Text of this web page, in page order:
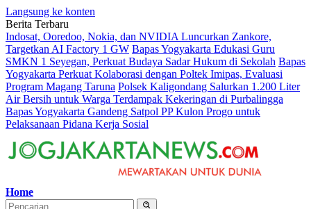
Langsung ke konten
Berita Terbaru
Indosat, Ooredoo, Nokia, dan NVIDIA Luncurkan Zankore,
Targetkan AI Factory 1 GW Bapas Yogyakarta Edukasi Guru
SMKN 1 Seyegan, Perkuat Budaya Sadar Hukum di Sekolah Bapas
Yogyakarta Perkuat Kolaborasi dengan Poltek Imipas, Evaluasi
Program Magang Taruna Polsek Kaligondang Salurkan 1.200 Liter
Air Bersih untuk Warga Terdampak Kekeringan di Purbalingga
Bapas Yogyakarta Gandeng Satpol PP Kulon Progo untuk
Pelaksanaan Pidana Kerja Sosial
Home